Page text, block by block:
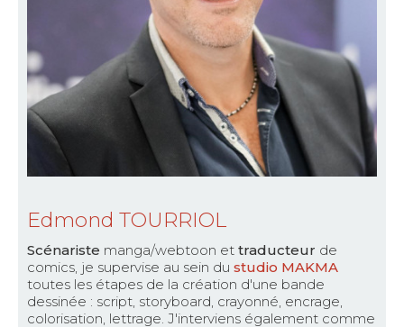
Edmond TOURRIOL
Scénariste manga/webtoon et traducteur de
comics, je supervise au sein du studio MAKMA
toutes les étapes de la création d'une bande
dessinée : script, storyboard, crayonné, encrage,
colorisation, lettrage. J'interviens également comme